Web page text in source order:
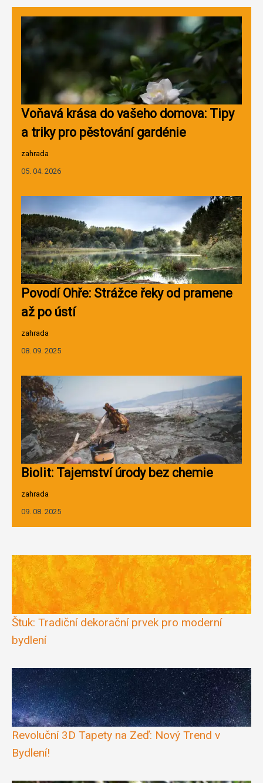
Voňavá krása do vašeho domova: Tipy
a triky pro pěstování gardénie
zahrada
05. 04. 2026
Povodí Ohře: Strážce řeky od pramene
až po ústí
zahrada
08. 09. 2025
Biolit: Tajemství úrody bez chemie
zahrada
09. 08. 2025
Štuk: Tradiční dekorační prvek pro moderní
bydlení
Revoluční 3D Tapety na Zeď: Nový Trend v
Bydlení!